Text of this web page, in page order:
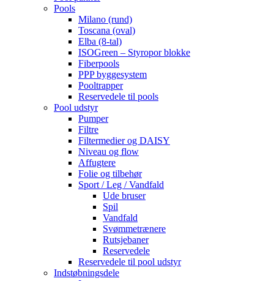
Pools
Milano (rund)
Toscana (oval)
Elba (8-tal)
ISOGreen – Styropor blokke
Fiberpools
PPP byggesystem
Pooltrapper
Reservedele til pools
Pool udstyr
Pumper
Filtre
Filtermedier og DAISY
Niveau og flow
Affugtere
Folie og tilbehør
Sport / Leg / Vandfald
Ude bruser
Spil
Vandfald
Svømmetrænere
Rutsjebaner
Reservedele
Reservedele til pool udstyr
Indstøbningsdele